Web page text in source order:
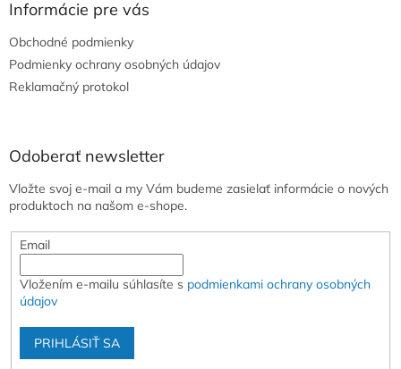
Informácie pre vás
Obchodné podmienky
Podmienky ochrany osobných údajov
Reklamačný protokol
Odoberať newsletter
Vložte svoj e-mail a my Vám budeme zasielať informácie o nových
produktoch na našom e-shope.
Email
Vložením e-mailu súhlasíte s podmienkami ochrany osobných
údajov
PRIHLÁSIŤ SA